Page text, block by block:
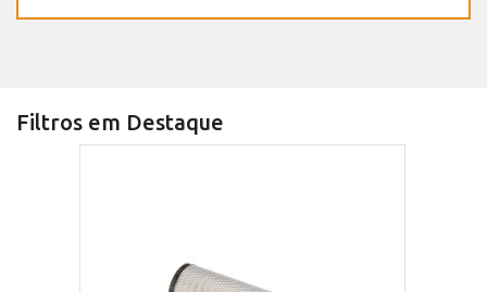
Filtros em Destaque